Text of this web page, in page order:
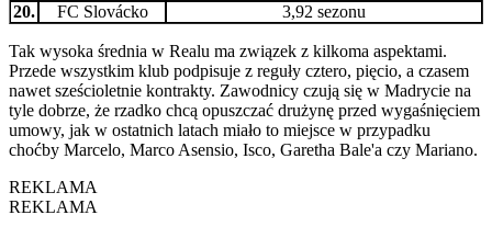
20.
FC Slovácko 3,92 sezonu
Tak wysoka średnia w Realu ma związek z kilkoma aspektami.
Przede wszystkim klub podpisuje z reguły cztero, pięcio, a czasem
nawet sześcioletnie kontrakty. Zawodnicy czują się w Madrycie na
tyle dobrze, że rzadko chcą opuszczać drużynę przed wygaśnięciem
umowy, jak w ostatnich latach miało to miejsce w przypadku
choćby Marcelo, Marco Asensio, Isco, Garetha Bale'a czy Mariano.
REKLAMA
REKLAMA